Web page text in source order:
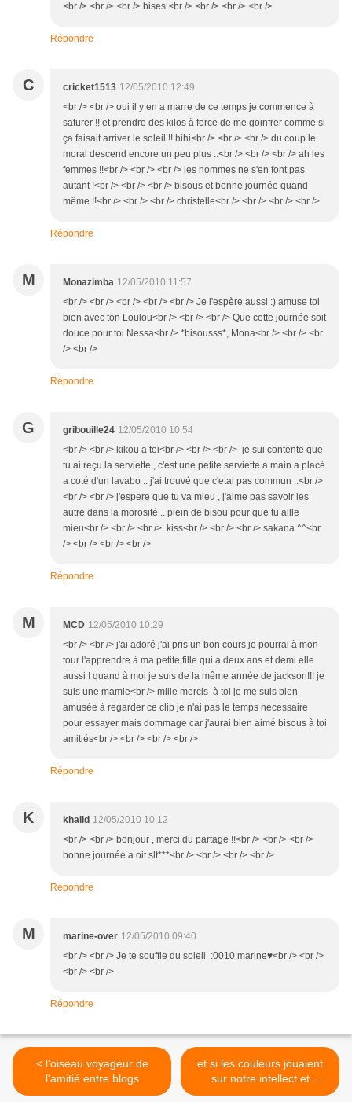
<br /> <br /> <br /> bises <br /> <br /> <br /> <br />
Répondre
C cricket1513 12/05/2010 12:49
<br /> <br /> oui il y en a marre de ce temps je commence à
saturer !! et prendre des kilos à force de me goinfrer comme si
ça faisait arriver le soleil !! hihi<br /> <br /> <br /> du coup le
moral descend encore un peu plus ..<br /> <br /> <br /> ah les
femmes !!<br /> <br /> <br /> les hommes ne s'en font pas
autant !<br /> <br /> <br /> bisous et bonne journée quand
même !!<br /> <br /> <br /> christelle<br /> <br /> <br /> <br />
Répondre
M Monazimba 12/05/2010 11:57
<br /> <br /> <br /> <br /> <br /> Je l'espère aussi :) amuse toi
bien avec ton Loulou<br /> <br /> <br /> Que cette journée soit
douce pour toi Nessa<br /> *bisousss*, Mona<br /> <br /> <br
/> <br />
Répondre
G gribouille24 12/05/2010 10:54
<br /> <br /> kikou a toi<br /> <br /> <br /> je sui contente que
tu ai reçu la serviette , c'est une petite serviette a main a placé
a coté d'un lavabo .. j'ai trouvé que c'etai pas commun ..<br />
<br /> <br /> j'espere que tu va mieu , j'aime pas savoir les
autre dans la morosité .. plein de bisou pour que tu aille
mieu<br /> <br /> <br /> kiss<br /> <br /> <br /> sakana ^^<br
/> <br /> <br /> <br />
Répondre
M MCD 12/05/2010 10:29
<br /> <br /> j'ai adoré j'ai pris un bon cours je pourrai à mon
tour l'apprendre à ma petite fille qui a deux ans et demi elle
aussi ! quand à moi je suis de la même année de jackson!!! je
suis une mamie<br /> mille mercis à toi je me suis bien
amusée à regarder ce clip je n'ai pas le temps nécessaire
pour essayer mais dommage car j'aurai bien aimé bisous à toi
amitiés<br /> <br /> <br /> <br />
Répondre
K khalid 12/05/2010 10:12
<br /> <br /> bonjour , merci du partage !!<br /> <br /> <br />
bonne journée a oit slt***<br /> <br /> <br /> <br />
Répondre
M marine-over 12/05/2010 09:40
<br /> <br /> Je te souffle du soleil :0010:marine♥<br /> <br />
<br /> <br />
Répondre
< l'oiseau voyageur de
l'amitié entre blogs
et si les couleurs jouaient
sur notre intellect et
capacité à se concentrer ?